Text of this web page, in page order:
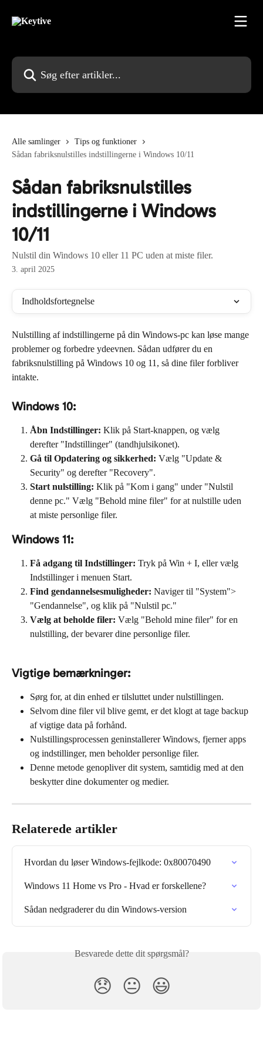
Søg efter artikler...
Alle samlinger
Tips og funktioner
Sådan fabriksnulstilles indstillingerne i Windows 10/11
Sådan fabriksnulstilles
indstillingerne i Windows
10/11
Nulstil din Windows 10 eller 11 PC uden at miste filer.
3. april 2025
Indholdsfortegnelse
Nulstilling af indstillingerne på din Windows-pc kan løse mange
problemer og forbedre ydeevnen. Sådan udfører du en
fabriksnulstilling på Windows 10 og 11, så dine filer forbliver
intakte.
Windows 10:
Åbn Indstillinger: Klik på Start-knappen, og vælg
derefter "Indstillinger" (tandhjulsikonet).
Gå til Opdatering og sikkerhed: Vælg "Update &
Security" og derefter "Recovery".
Start nulstilling: Klik på "Kom i gang" under "Nulstil
denne pc." Vælg "Behold mine filer" for at nulstille uden
at miste personlige filer.
Windows 11:
Få adgang til Indstillinger: Tryk på Win + I, eller vælg
Indstillinger i menuen Start.
Find gendannelsesmuligheder: Naviger til "System">
"Gendannelse", og klik på "Nulstil pc."
Vælg at beholde filer: Vælg "Behold mine filer" for en
nulstilling, der bevarer dine personlige filer.
Vigtige bemærkninger:
Sørg for, at din enhed er tilsluttet under nulstillingen.
Selvom dine filer vil blive gemt, er det klogt at tage backup
af vigtige data på forhånd.
Nulstillingsprocessen geninstallerer Windows, fjerner apps
og indstillinger, men beholder personlige filer.
Denne metode genopliver dit system, samtidig med at den
beskytter dine dokumenter og medier.
Relaterede artikler
Hvordan du løser Windows-fejlkode: 0x80070490
Windows 11 Home vs Pro - Hvad er forskellene?
Sådan nedgraderer du din Windows-version
Besvarede dette dit spørgsmål?
😞 😐 😃